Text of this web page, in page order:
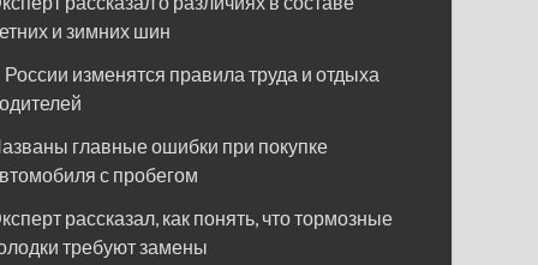
и зимних шин
России изменятся правила труда и отдыха
главные ошибки при покупке
с пробегом
рассказал, как понять, что тормозные
требуют замены